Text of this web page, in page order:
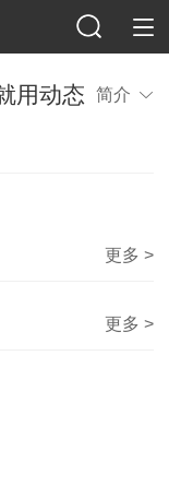
用动态
简介
更多 >
更多 >